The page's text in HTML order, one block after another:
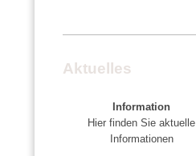
Aktuelles
Information
Hier finden Sie aktuelle
Informationen